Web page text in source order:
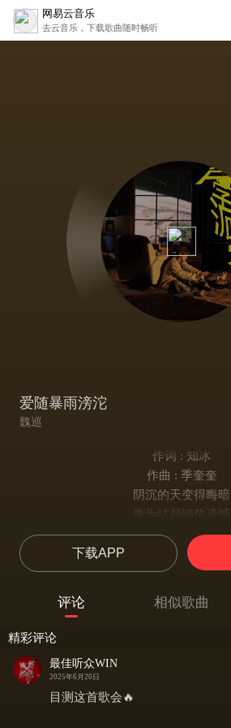
网易云音乐
去云音乐，下载歌曲随时畅听
爱随暴雨滂沱
魏巡
作词 : 知冰
作曲 : 季奎奎
阴沉的天变得晦暗
像为结局铺垫遗憾
我们故事说散就散
你没有片刻辗转
我每个夜晚
怀念有你的每个瞬间
下载APP
评论 相似歌曲
精彩评论
最佳听众WIN
2025年6月20日
目测这首歌会🔥